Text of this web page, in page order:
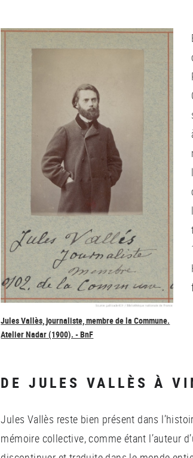
Jules Vallès, journaliste, membre de la Commune.
Atelier Nadar (1900). - BnF
DE JULES VALLÈS À
Jules Vallès reste bien présent dans
mémoire collective, comme étant l’auteur